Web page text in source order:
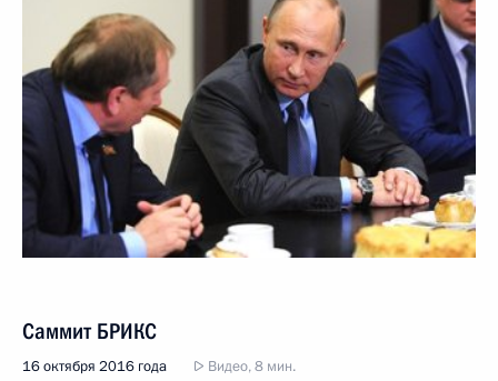
Саммит БРИКС
16 октября 2016 года Видео, 8 мин.